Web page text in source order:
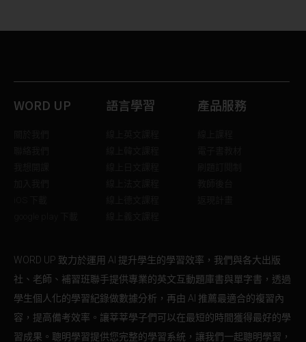
WORD UP 語言學習 產品服務
WORD UP 致力於運用 AI 提升學生的學習效率，我們與各大出版
社、老師、補習班聯手提供專業的英文互動題庫書與單字書，透過
學生個人化的學習紀錄做數據分析，再由 AI 推薦最適合的複習內
容，提高備考效率。讓莘莘學子們可以在最短的時間獲得最好的學
習成果。聰明學習提供您完整的學習系統，讓我們一起聰明學習，